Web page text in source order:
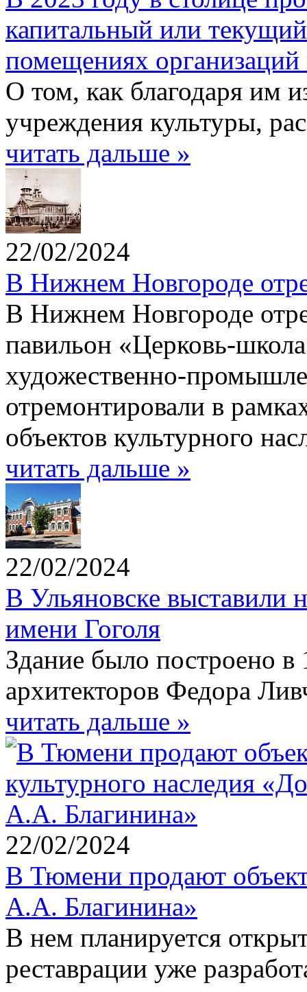
капитальный или
помещениях организаций
О том, как благодаря им
учреждения культуры,
читать дальше »
22/02/2024
В Нижнем Новгороде
В Нижнем Новгороде
павильон «Церковь-
художественно-
отремонтировали в
объектов культурного
читать дальше »
22/02/2024
В Ульяновске
имени Гоголя
Здание было построено в
архитекторов Федора
читать дальше »
22/02/2024
В Тюмени продают
A.A. Благининa»
В нем планируется
реставрации уже